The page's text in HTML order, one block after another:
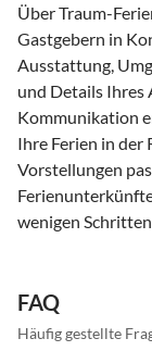
Über Traum-
Gastgebern in
Ausstattung,
und Details Ihres
Kommunikation
Ihre Ferien in der
Vorstellungen
wenigen Schritten.
FAQ
Häufig gestellte